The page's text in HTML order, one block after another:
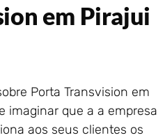
Portão de Garagem de
Enrolar em Rio das Ostras –
Portão de Garagem de
Enrolar em Petrópolis – RJ
Portão de Garagem de
em Pirajui
Porta Transvision em
imaginar que a a empresa
aos seus clientes os